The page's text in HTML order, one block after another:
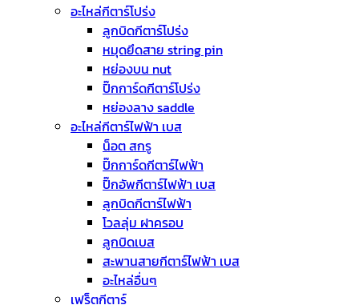
อะไหล่กีตาร์โปร่ง
ลูกบิดกีตาร์โปร่ง
หมุดยึดสาย string pin
หย่องบน nut
ปิ๊กการ์ดกีตาร์โปร่ง
หย่องลาง saddle
อะไหล่กีตาร์ไฟฟ้า เบส
น็อต สกรู
ปิ๊กการ์ดกีตาร์ไฟฟ้า
ปิ๊กอัพกีตาร์ไฟฟ้า เบส
ลูกบิดกีตาร์ไฟฟ้า
โวลลุ่ม ฝาครอบ
ลูกบิดเบส
สะพานสายกีตาร์ไฟฟ้า เบส
อะไหล่อื่นๆ
เฟร็ตกีตาร์